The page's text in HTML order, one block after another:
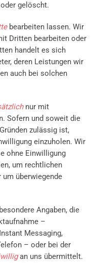
gelöscht.
bearbeiten lassen. Wir
Dritten bearbeiten oder
handelt es sich
deren Leistungen wir
auch bei solchen
nur mit
Sofern und soweit die
zulässig ist,
einzuholen. Wir
ohne Einwilligung
um rechtlichen
überwiegende
Angaben, die
–
Messaging,
– oder bei der
an uns übermittelt.